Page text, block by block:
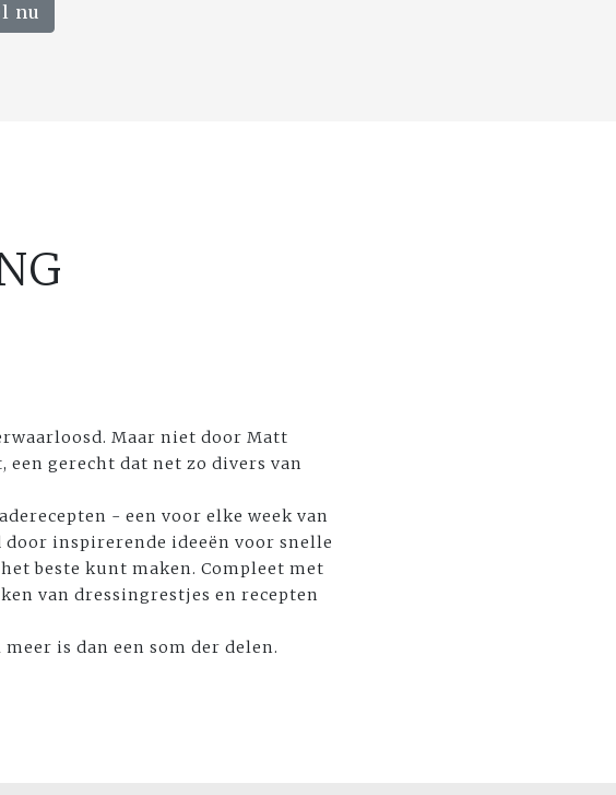
nu
Maar niet door Matt
gerecht dat net zo divers van
- een voor elke week van
inspirerende ideeën voor snelle
beste kunt maken. Compleet met
van dressingrestjes en recepten
is dan een som der delen.